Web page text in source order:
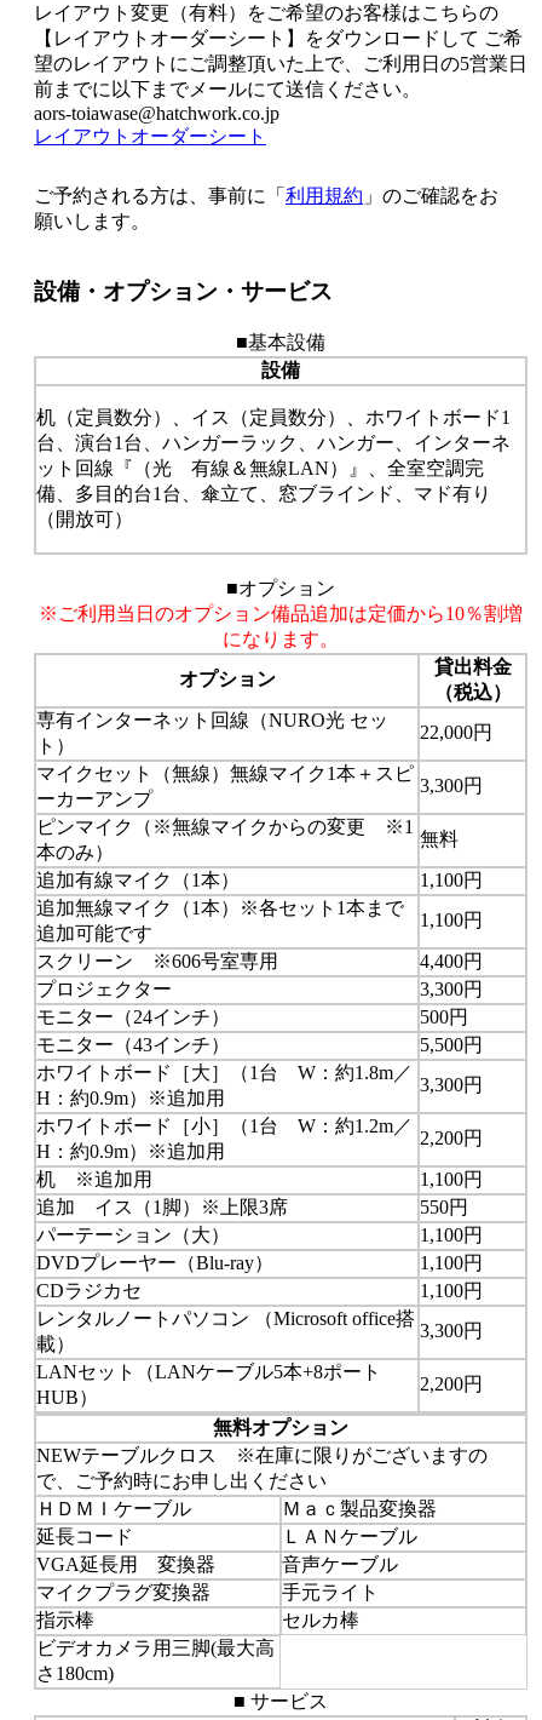
レイアウト変更（有料）をご希望のお客様はこちらの
【レイアウトオーダーシート】をダウンロードして ご希
望のレイアウトにご調整頂いた上で、ご利用日の5営業日
前までに以下までメールにて送信ください。
aors-toiawase@hatchwork.co.jp
レイアウトオーダーシート
ご予約される方は、事前に「 利用規約 」のご確認をお
願いします。
設備・オプション・サービス
■基本設備
設備
机（定員数分）、イス（定員数分）、ホワイトボード1
台、演台1台、ハンガーラック、ハンガー、インターネ
ット回線『（光 有線＆無線LAN）』、全室空調完
備、多目的台1台、傘立て、窓ブラインド、マド有り
（開放可）
■オプション
※ご利用当日のオプション備品追加は定価から10％割増
になります。
オプション
貸出料金
（税込）
専有インターネット回線（NURO光 セッ
ト）
22,000円
マイクセット（無線）無線マイク1本＋スピ
ーカーアンプ
3,300円
ピンマイク（※無線マイクからの変更 ※1
本のみ）
無料
追加有線マイク（1本）
1,100円
追加無線マイク（1本）※各セット1本まで
追加可能です
1,100円
スクリーン ※606号室専用
4,400円
プロジェクター
3,300円
モニター（24インチ）
500円
モニター（43インチ）
5,500円
ホワイトボード［大］（1台 W：約1.8m／
H：約0.9m）※追加用
3,300円
ホワイトボード［小］（1台 W：約1.2m／
H：約0.9m）※追加用
2,200円
机 ※追加用
1,100円
追加 イス（1脚）※上限3席
550円
パーテーション（大）
1,100円
DVDプレーヤー（Blu-ray）
1,100円
CDラジカセ
1,100円
レンタルノートパソコン （Microsoft office搭
載）
3,300円
LANセット（LANケーブル5本+8ポート
HUB）
2,200円
無料オプション
NEWテーブルクロス ※在庫に限りがございますの
で、ご予約時にお申し出ください
ＨＤＭＩケーブル
Ｍａｃ製品変換器
延長コード
ＬＡＮケーブル
VGA延長用 変換器
音声ケーブル
マイクプラグ変換器
手元ライト
指示棒
セルカ棒
ビデオカメラ用三脚(最大高
さ180cm)
■ サービス